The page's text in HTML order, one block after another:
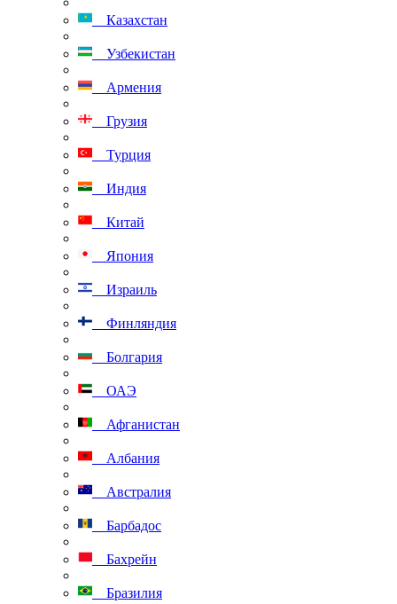
Казахстан
Узбекистан
Армения
Грузия
Турция
Индия
Китай
Япония
Израиль
Финляндия
Болгария
ОАЭ
Афганистан
Албания
Австралия
Барбадос
Бахрейн
Бразилия